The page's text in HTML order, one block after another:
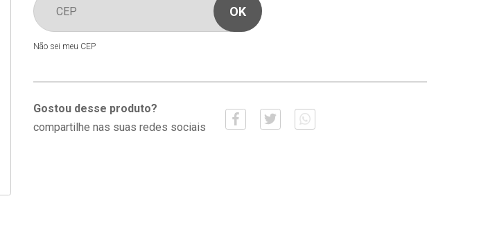
Não sei meu CEP
Gostou desse produto?
compartilhe nas suas redes sociais